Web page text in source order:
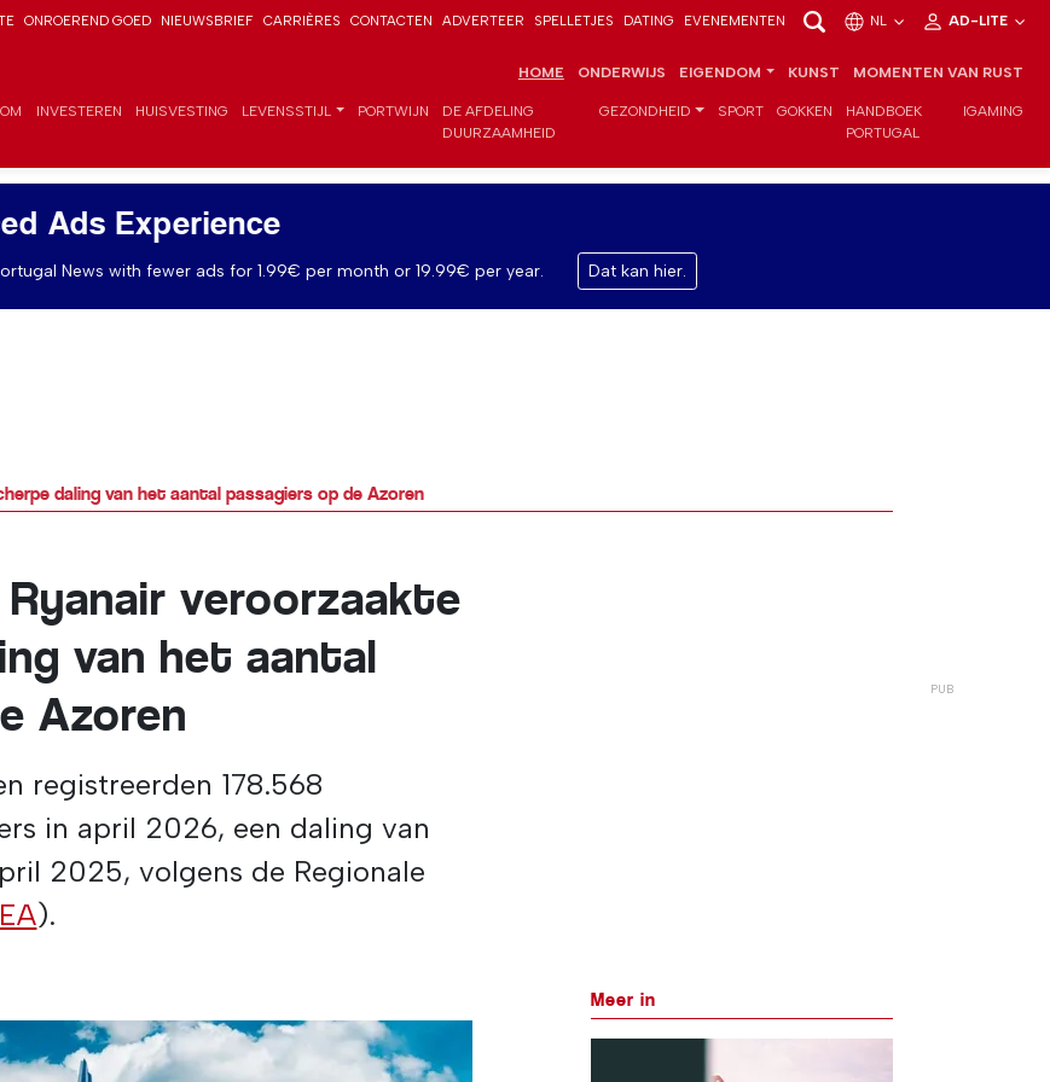
ONROEREND GOED NIEUWSBRIEF CARRIÈRES CONTACTEN ADVERTEER SPELLETJES DATING EVENEMENTEN NL AD-LITE
HOME ONDERWIJS EIGENDOM KUNST MOMENTEN VAN RUST
INVESTEREN HUISVESTING LEVENSSTIJL PORTWIJN
DE AFDELING
DUURZAAMHEID
GEZONDHEID SPORT GOKKEN
HANDBOEK
PORTUGAL
IGAMING
Ads Experience
News with fewer ads for 1.99€ per month or 19.99€ per year. Dat kan hier.
daling van het aantal passagiers op de Azoren
veroorzaakte
van het aantal
Azoren
registreerden 178.568
in april 2026, een daling van
2025, volgens de Regionale
).
Meer in